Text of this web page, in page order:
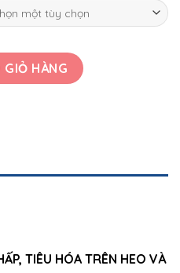
GIỎ HÀNG
TIÊU HÓA TRÊN HEO VÀ